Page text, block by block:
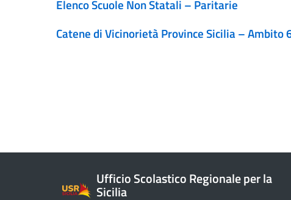
Elenco Scuole Non Statali – Paritarie
Catene di Vicinorietà Province Sicilia – Ambito
Ufficio Scolastico Regionale per la
Sicilia